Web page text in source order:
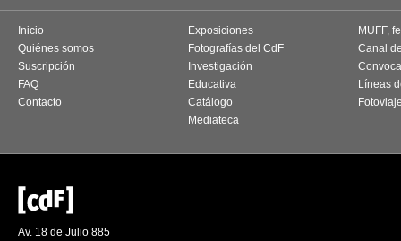
Inicio
Quiénes somos
Suscripción
FAQ
Contacto
Exposiciones
Fotografías del CdF
Investigación
Educativa
Catálogo
Mediateca
MUFF,
Canal
Líneas
Av. 18 de Julio 885